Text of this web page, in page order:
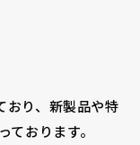
おり、新製品や特
おります。